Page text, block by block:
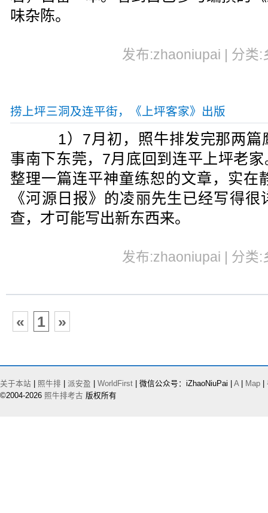
味杂陈。
发布:zhaoniupai | 分类
捞上坪三洞及连平街，《上坪客家》出版
1）7月初，照牛排发完那两篇
事南下东莞，7月底回到连平上坪老
整理一篇连平神童练恕的文章，实在
《河源日报》的凌丽先生已经写得
查，才可能写出新东西来。
发布:zhaoniupai | 分类
« 1 »
关于本站 照牛排 派安盈 WorldFirst | 微信公众号：iZhaoNiuPai | A| Map |
©2004-2026 照牛排考古 版权所有